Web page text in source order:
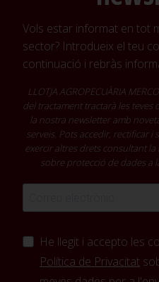
Vols estar informat en tot
sector? Introdueix el teu
continuació i rebràs
LLOTJA AGROPECUÀRIA
del tractament tractarà les teves
la nostra newsletter amb
serveis. Pots accedir, rectificar i
exercir altres drets consultant
sobre protecció de dades a
He llegit i accepto les
Política de Privacitat